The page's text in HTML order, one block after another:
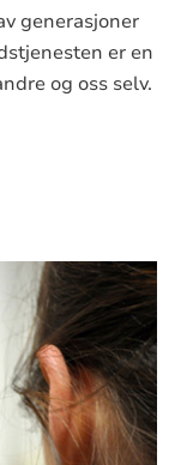
generasjoner
er en
og oss selv.